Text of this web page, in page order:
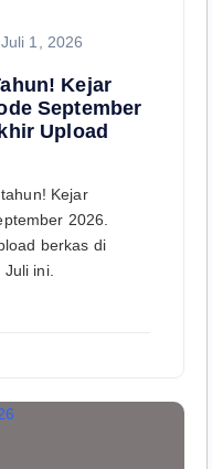
Juli 1, 2026
Kejar
September
Upload
Kejar
2026.
berkas di
ini.